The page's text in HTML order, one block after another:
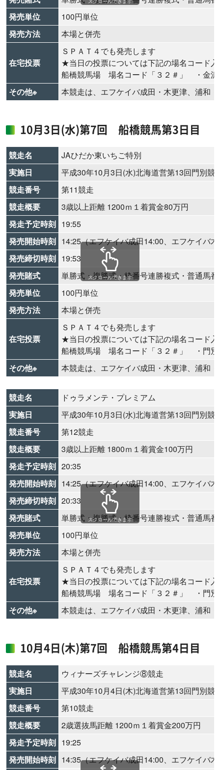
発売単位
100円単位
発売方法
本場と併売
在宅投票
ＳＰＡＴ４でも発売します
★当日の投票については下記の場名コード
船橋競馬場 場名コード「３２＃」 ・金
その他※
本競走は、エフケイバ成田・木更津、浦和
10月3日(水)第7回 船橋競馬第3日目
競走名
JAひだか東いちご特別
実施日
平成30年10月3日(水)北海道営第13回門別
競走番号
第11競走
競走概要
3歳以上距離 1200ｍ１着賞金80万円
発走予定時刻 19:55
発売開始時刻 14:25（エフケイバ成田14:00、エフケイバ
発売締切時刻 19:53
発売賭式
単勝式・複勝式・枠番号連勝複式・普通馬
発売単位
100円単位
発売方法
本場と併売
在宅投票
ＳＰＡＴ４でも発売します
★当日の投票については下記の場名コード
船橋競馬場 場名コード「３２＃」 ・門
その他※
本競走は、エフケイバ成田・木更津、浦和
スクロールできます
競走名
ドゥラメンテ・プレミアム
実施日
平成30年10月3日(水)北海道営第13回門別
競走番号
第12競走
競走概要
3歳以上距離 1800ｍ１着賞金100万円
発走予定時刻 20:35
発売開始時刻 14:25（エフケイバ成田14:00、エフケイバ
発売締切時刻 20:33
発売賭式
単勝式・複勝式・枠番号連勝複式・普通馬
発売単位
100円単位
発売方法
本場と併売
在宅投票
ＳＰＡＴ４でも発売します
★当日の投票については下記の場名コード
船橋競馬場 場名コード「３２＃」 ・門
その他※
本競走は、エフケイバ成田・木更津、浦和
スクロールできます
10月4日(木)第7回 船橋競馬第4日目
競走名
ウィナーズチャレンジ⑧競走
実施日
平成30年10月4日(木)北海道営第13回門別
競走番号
第10競走
競走概要
2歳選抜馬距離 1200ｍ１着賞金200万円
発走予定時刻 19:25
発売開始時刻 14:35（エフケイバ成田14:00、エフケイバ